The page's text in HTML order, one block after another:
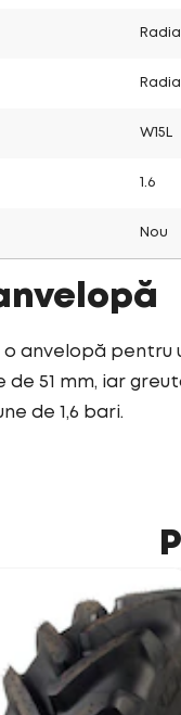
Radial
Radial
W15L
1.6
Nou
o anvelopă
51 mm, iar
de 1,6 bari.